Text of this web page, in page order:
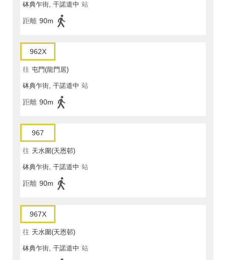
砵典乍街, 干諾道中 站
距離 90m
962X
往 屯門(龍門居)
砵典乍街, 干諾道中 站
距離 90m
967
往 天水圍(天恩邨)
砵典乍街, 干諾道中 站
距離 90m
967X
往 天水圍(天恩邨)
砵典乍街, 干諾道中 站